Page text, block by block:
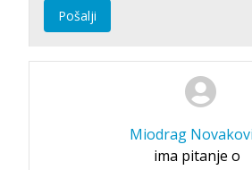
Pošalji
Miodrag
ima pitanje o